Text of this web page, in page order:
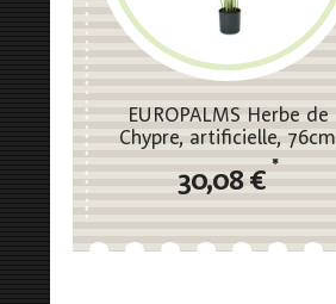
EUROPALMS Herbe de
Chypre, artificielle, 76cm
30,08 €
*